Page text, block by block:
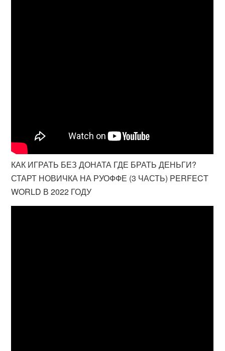
КАК ИГРАТЬ БЕЗ ДОНАТА ГДЕ БРАТЬ ДЕНЬГИ?
СТАРТ НОВИЧКА НА РУОФФЕ (3 ЧАСТЬ) PERFECT
WORLD В 2022 ГОДУ